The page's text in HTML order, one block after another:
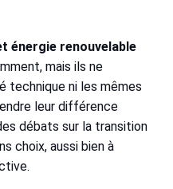
énergie renouvelable
mais ils ne
technique ni les mêmes
leur différence
débats sur la transition
choix, aussi bien à